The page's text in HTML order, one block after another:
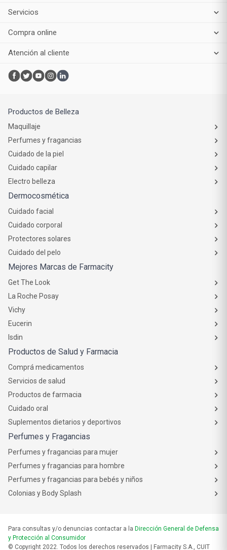
Servicios
Compra online
Atención al cliente
Productos de Belleza
Maquillaje
Perfumes y fragancias
Cuidado de la piel
Cuidado capilar
Electro belleza
Dermocosmética
Cuidado facial
Cuidado corporal
Protectores solares
Cuidado del pelo
Mejores Marcas de Farmacity
Get The Look
La Roche Posay
Vichy
Eucerin
Isdin
Productos de Salud y Farmacia
Comprá medicamentos
Servicios de salud
Productos de farmacia
Cuidado oral
Suplementos dietarios y deportivos
Perfumes y Fragancias
Perfumes y fragancias para mujer
Perfumes y fragancias para hombre
Perfumes y fragancias para bebés y niños
Colonias y Body Splash
Para consultas y/o denuncias contactar a la Dirección General de Defensa
y Protección al Consumidor
© Copyright 2022. Todos los derechos reservados | Farmacity S.A., CUIT